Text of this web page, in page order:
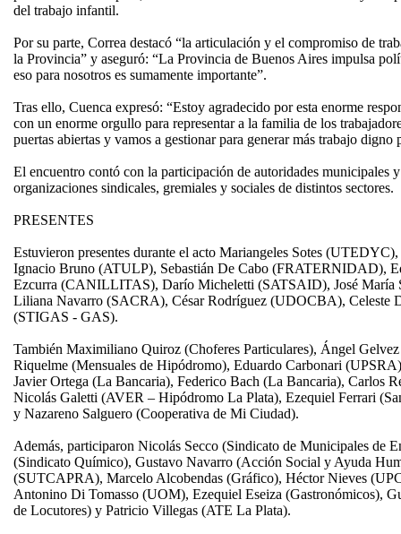
del trabajo infantil.
Por su parte, Correa destacó “la articulación y el compromiso de
la Provincia” y aseguró: “La Provincia de Buenos Aires impulsa
eso para nosotros es sumamente importante”.
Tras ello, Cuenca expresó: “Estoy agradecido por esta enorme
con un enorme orgullo para representar a la familia de los
puertas abiertas y vamos a gestionar para generar más trabajo
El encuentro contó con la participación de autoridades municipales
organizaciones sindicales, gremiales y sociales de distintos sectores.
PRESENTES
Estuvieron presentes durante el acto Mariangeles Sotes
Ignacio Bruno (ATULP), Sebastián De Cabo (FRATERNIDAD),
Ezcurra (CANILLITAS), Darío Micheletti (SATSAID), José
Liliana Navarro (SACRA), César Rodríguez (UDOCBA), Celeste
(STIGAS - GAS).
También Maximiliano Quiroz (Choferes Particulares), Ángel
Riquelme (Mensuales de Hipódromo), Eduardo Carbonari
Javier Ortega (La Bancaria), Federico Bach (La Bancaria), Carlos
Nicolás Galetti (AVER – Hipódromo La Plata), Ezequiel Ferrari
y Nazareno Salguero (Cooperativa de Mi Ciudad).
Además, participaron Nicolás Secco (Sindicato de Municipales de
(Sindicato Químico), Gustavo Navarro (Acción Social y Ayuda
(SUTCAPRA), Marcelo Alcobendas (Gráfico), Héctor Nieves
Antonino Di Tomasso (UOM), Ezequiel Eseiza (Gastronómicos),
de Locutores) y Patricio Villegas (ATE La Plata).